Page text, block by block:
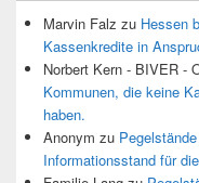
Marvin Falz zu Hessen
Kassenkredite in
Norbert Kern - BIVER -
Kommunen, die keine
haben.
Anonym zu
Informationsstand für